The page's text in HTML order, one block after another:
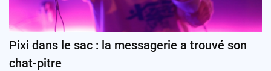
Pixi dans le sac : la messagerie a trouvé son
chat-pitre